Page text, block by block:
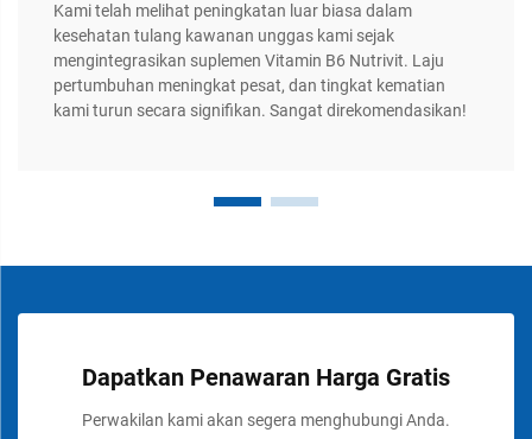
Kami telah melihat peningkatan luar biasa dalam
kesehatan tulang kawanan unggas kami sejak
mengintegrasikan suplemen Vitamin B6 Nutrivit. Laju
pertumbuhan meningkat pesat, dan tingkat kematian
kami turun secara signifikan. Sangat direkomendasikan!
Dapatkan Penawaran Harga Gratis
Perwakilan kami akan segera menghubungi Anda.